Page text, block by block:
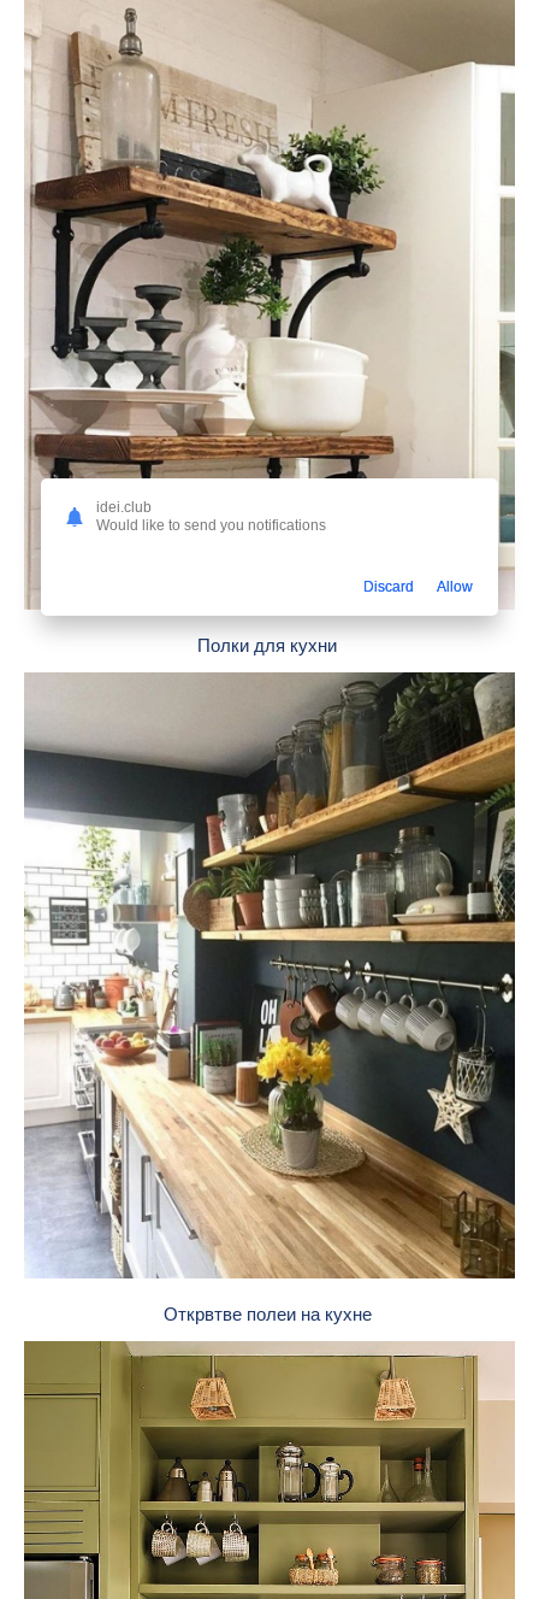
Полки для кухни
Открвтве полеи на кухне
idei.club
Would like to send you notifications
Discard Allow